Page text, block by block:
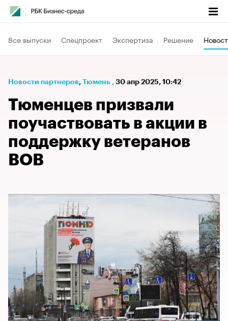
Все выпуски Спецпроект Экспертиза Решение
Новости партнеров⁠, Тюмень , 30 апр 2025, 10:42
Тюменцев призвали
поучаствовать в акции в
поддержку ветеранов
ВОВ